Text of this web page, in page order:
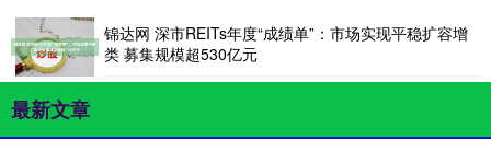
锦达网 深市REITs年度“成绩单”：市场实现平稳扩容增
类 募集规模超530亿元
最新文章